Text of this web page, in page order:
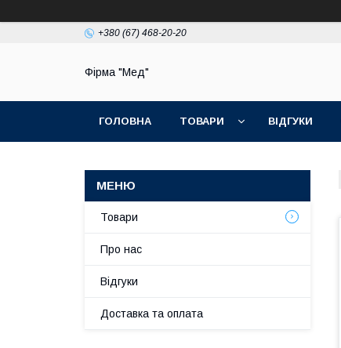
+380 (67) 468-20-20
Фірма "Мед"
ГОЛОВНА ТОВАРИ ВІДГУКИ
Товари
Про нас
Відгуки
Доставка та оплата